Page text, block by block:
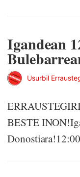
Igandean
Usurbil
BESTE